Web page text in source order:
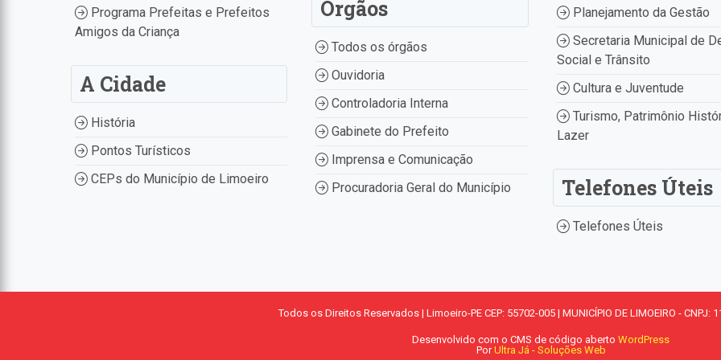
Programa Prefeitas e Prefeitos
Amigos da Criança
A Cidade
História
Pontos Turísticos
CEPs do Município de Limoeiro
Órgãos
Todos os órgãos
Ouvidoria
Controladoria Interna
Gabinete do Prefeito
Imprensa e Comunicação
Procuradoria Geral do Município
Planejamento da Gestão
Secretaria Municipal de
Social e Trânsito
Cultura e Juventude
Turismo, Patrimônio
Lazer
Telefones Úteis
Telefones Úteis
Todos os Direitos Reservados | Limoeiro-PE CEP: 55702-005 | MUNICÍPIO DE LIMOEIRO - CNPJ:
Desenvolvido com o CMS de código aberto WordPress
PorUltra Já - Soluções Web